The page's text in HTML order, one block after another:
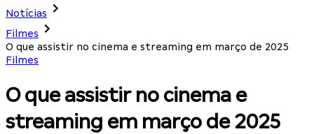
Notícias
Filmes
O que assistir no cinema e streaming em março de 2025
Filmes
O que assistir no cinema e
streaming em março de 2025